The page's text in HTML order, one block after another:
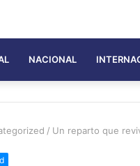
NACIONAL
/ Un reparto que